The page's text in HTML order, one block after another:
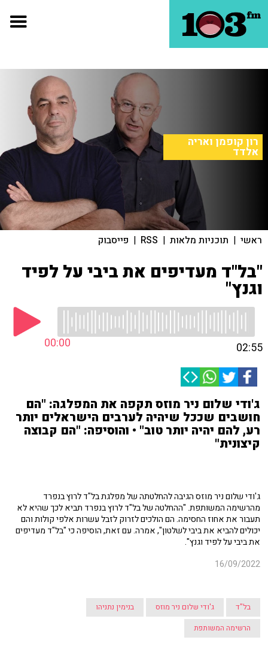
רון קופמן ואריה
אלדד
ראשי | תוכניות מלאות |
RSS
| פייסבוק
"בל"ד מעדיפים את ביבי על לפיד
וגנץ"
00:00 02:55
ג'ודי שלום ניר מוזס תקפה את המפלגה: "הם
חושבים שככל שיהיה לערבים הישראלים יותר
רע, להם יהיה יותר טוב" • והוסיפה: "הם קבוצה
קיצונית"
ג'ודי שלום ניר מוזס הגיבה להחלטתה של מפלגת בל"ד לרוץ בנפרד
מהרשימה המשותפת. "ההחלטה של בל"ד לרוץ בנפרד תביא לכך שהיא לא
תעבור את אחוז החסימה. הם הולכים לזרוק לזבל עשרות אלפי קולות והם
יכולים להביא את ביבי לשלטון", אמרה. עם זאת, הוסיפה כי "בל"ד מעדיפים
את ביבי על לפיד וגנץ".
16/09/2022
בל"ד ג'ודי שלום ניר מוזס
בנימין נתניהו
הרשימה המשותפת